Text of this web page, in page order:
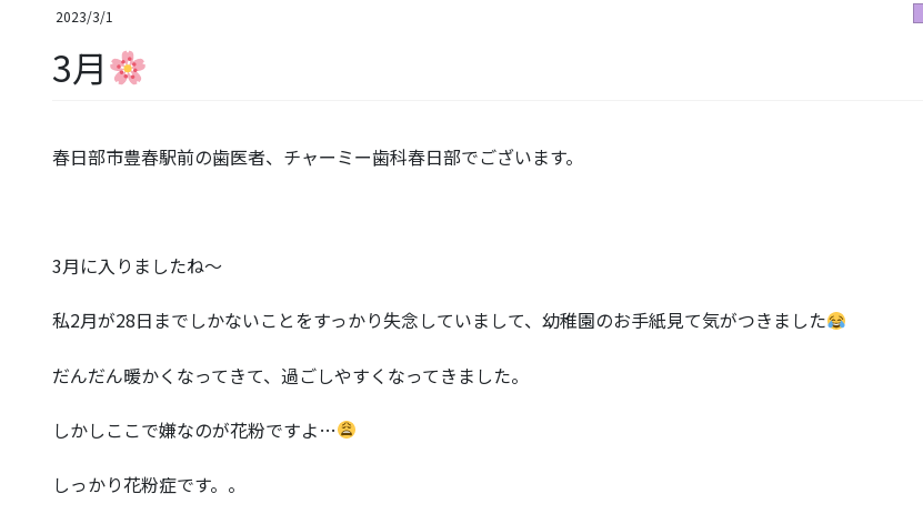
2023/3/1
3月
春日部市豊春駅前の歯医者、チャーミー歯科春日部でございます。
3月に入りましたね〜
私2月が28日までしかないことをすっかり失念していまして、幼稚園のお手紙見て気がつきました
だんだん暖かくなってきて、過ごしやすくなってきました。
しかしここで嫌なのが花粉ですよ…
しっかり花粉症です。。